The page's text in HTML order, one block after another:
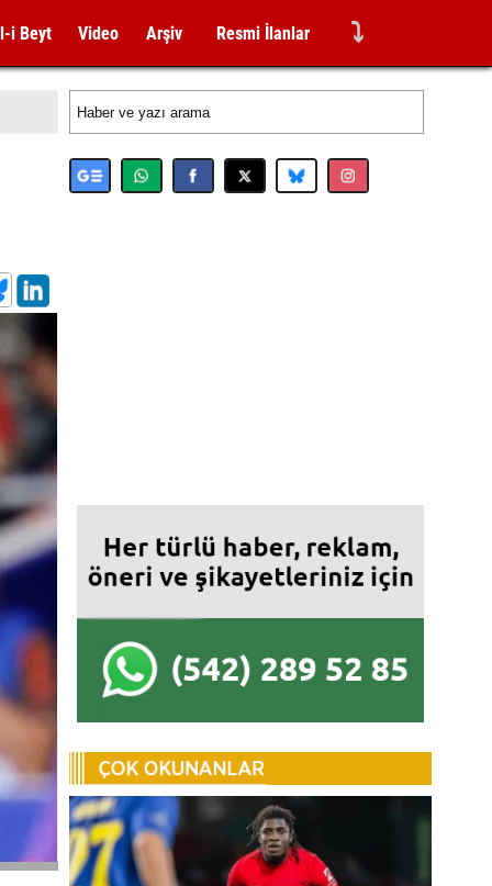
i Beyt Video Arşiv Resmi İlanlar ⤵